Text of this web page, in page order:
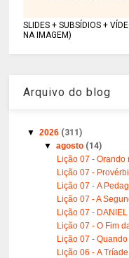
SLIDES + SUBSÍDIOS +
NA IMAGEM)
Arquivo do blog
▼2026 (311)
▼agosto (14)
Lição 07 - Orando
Lição 07 -
Lição 07 - A
Lição 07 - A
Lição 07 - DANIEL
Lição 07 - O Fim
Lição 07 -
Lição 06 - A